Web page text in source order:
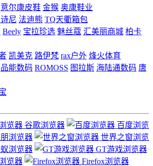
意尔康皮鞋 金猴 奥康鞋业
尼 法迪熊 TQ天衢箱包
Beely 宝拉珍选 魅丝蔻 汇美丽商城 柏卡
凯美克 路伊梵 rax户外 烽火体育
品能数码 ROMOSS 图拉斯 海陆通数码 唐
谷歌浏览器
百度浏览
浏览器
世界之窗浏览
浏览器
GT游戏浏览器
览器
Firefox浏览器